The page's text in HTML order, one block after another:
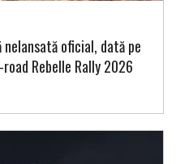
nelansată oficial, dată pe
Rebelle Rally 2026